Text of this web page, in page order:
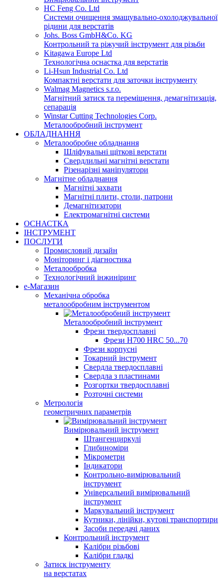
HC Feng Co. Ltd
Системи очищення змащувально-охолоджувальної
рідини для верстатів
Johs. Boss GmbH&Co. KG
Контрольний та ріжучий інструмент для різьби
Kitagawa Europe Ltd
Технологічна оснастка для верстатів
Li-Hsun Industrial Co. Ltd
Компактні верстати для заточки інструменту
Walmag Magnetics s.r.o.
Магнітний затиск та переміщення, демагнітизація,
сепарація
Winstar Cutting Technologies Corp.
Металообробний інструмент
ОБЛАДНАННЯ
Металообробне обладнання
Шліфувальні щіткові верстати
Свердлильні магнітні верстати
Різенарізні маніпулятори
Магнітне обладнання
Магнітні захвати
Магнітні плити, столи, патрони
Демагнітизатори
Електромагнітні системи
ОСНАСТКА
ІНСТРУМЕНТ
ПОСЛУГИ
Промисловий дизайн
Моніторинг і діагностика
Металообробка
Технологічний інжиніринг
е-Магазин
Механічна обробка
металообробним інструментом
Металообробний інструмент
Фрези твердосплавні
Фрези H700 HRC 50...70
Фрези корпусні
Токарний інструмент
Свердла твердосплавні
Свердла з пластинами
Розгортки твердосплавні
Розточні системи
Метрологія
геометричних параметрів
Вимірювальний інструмент
Штангенциркулі
Глибиноміри
Мікрометри
Індикатори
Контрольно-вимірювальний
інструмент
Універсальний вимірювальний
інструмент
Маркувальний інструмент
Кутники, лінійки, кутові транспортири
Засоби передачі даних
Контрольний інструмент
Калібри різьбові
Калібри гладкі
Затиск інструменту
на верстатах